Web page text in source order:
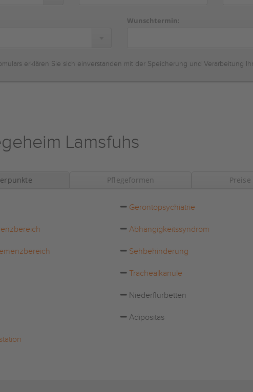
Wunschtermin:
erklären Sie sich einverstanden mit der Speicherung und Verarbeitung
Lamsfuhs
Pflegeformen Preise
Gerontopsychiatrie
Abhängigkeitssyndrom
Sehbehinderung
Trachealkanüle
Niederflurbetten
Adipositas